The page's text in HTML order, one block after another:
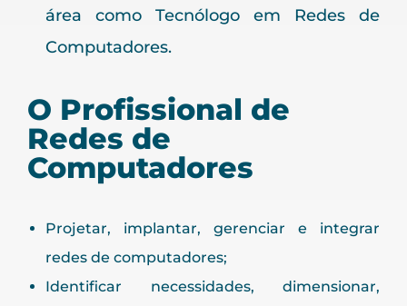
área como Tecnólogo em Redes de
Computadores.
O Profissional de
Redes de
Computadores
Projetar, implantar, gerenciar e integrar
redes de computadores;
Identificar necessidades, dimensionar,